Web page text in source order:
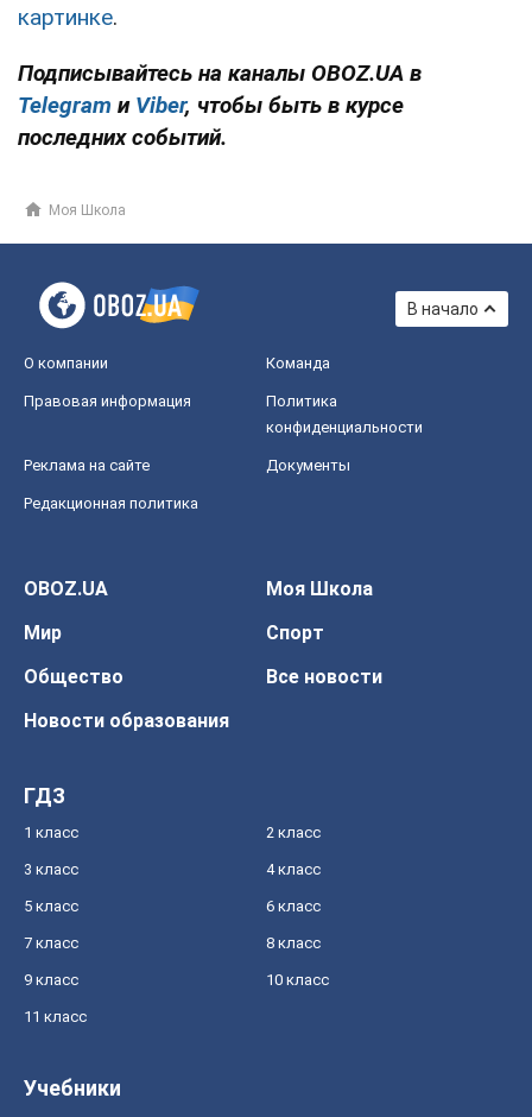
картинке.
Подписывайтесь на каналы OBOZ.UA в
Telegram и Viber, чтобы быть в курсе
последних событий.
Моя Школа
В начало
О компании Команда
Правовая информация
Политика
конфиденциальности
Реклама на сайте Документы
Редакционная политика
OBOZ.UA
Моя Школа
Мир
Спорт
Общество
Все новости
Новости образования
ГДЗ
1 класс 2 класс
3 класс 4 класс
5 класс 6 класс
7 класс 8 класс
9 класс 10 класс
11 класс
Учебники